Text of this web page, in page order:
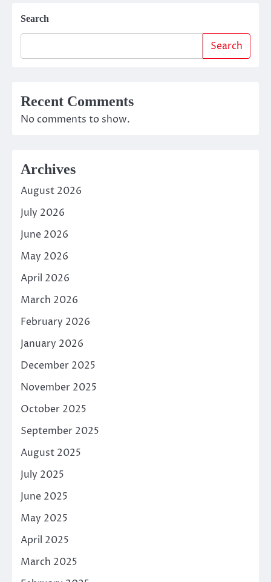
Search
Search
Recent Comments
No comments to show.
Archives
August 2026
July 2026
June 2026
May 2026
April 2026
March 2026
February 2026
January 2026
December 2025
November 2025
October 2025
September 2025
August 2025
July 2025
June 2025
May 2025
April 2025
March 2025